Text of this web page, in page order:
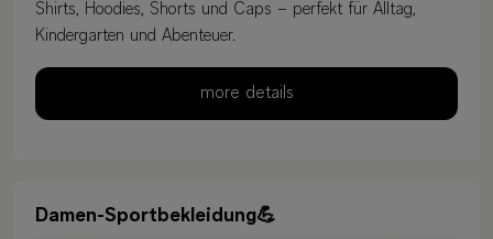
Shirts, Hoodies, Shorts und Caps – perfekt für Alltag,
Kindergarten und Abenteuer.
more details
Damen-Sportbekleidung💪